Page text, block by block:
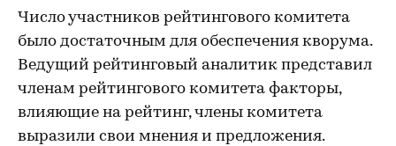
Число участников рейтингового комитета
было достаточным для обеспечения кворума.
Ведущий рейтинговый аналитик представил
членам рейтингового комитета факторы,
влияющие на рейтинг, члены комитета
выразили свои мнения и предложения.